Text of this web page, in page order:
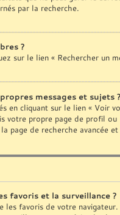
par la recherche.
?
sur le lien « Rechercher un
messages et sujets
en cliquant sur le lien « Voir
votre propre page de profil
page de recherche avancée
favoris et la surveillance ?
les favoris de votre